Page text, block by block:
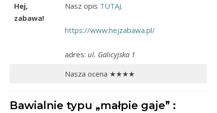
Hej,
zabawa!
Nasz opis TUTAJ.
https://www.hejzabawa.pl/
adres: ul. Galicyjska 1
Nasza ocena ★★★★
Bawialnie typu „małpie gaje” :